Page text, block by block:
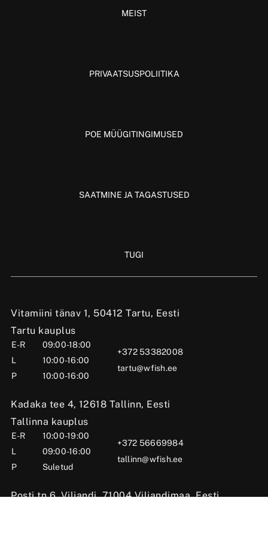
Vitamiini tänav 1, 50412 Tartu, Eesti
Tartu kauplus
E-R
09:00-18:00
L
10:00-16:00
P
10:00-16:00
+372 53382008
tartu@wfish.ee
Kadaka tee 4, 12618 Tallinn, Eesti
Tallinna kauplus
E-R
10:00-19:00
L
09:00-16:00
P
Suletud
+372 56669984
tallinn@wfish.ee
Posti tn 6, Viljandi, 71004 Viljandimaa, Eesti
MEIST
PRIVAATSUSPOLIITIKA
POE MÜÜGITINGIMUSED
SAATMINE JA TAGASTUSED
TUGI